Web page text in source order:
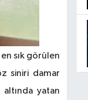
en sık görülen
siniri damar
altında yatan